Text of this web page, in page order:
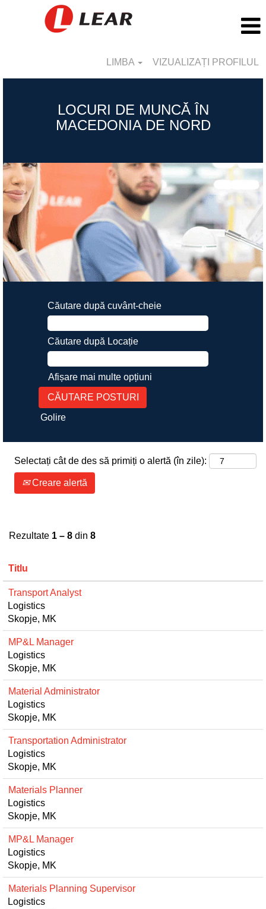
LIMBA VIZUALIZAȚI PROFILUL
Macedonia_RO
LOCURI DE MUNCĂ ÎN
MACEDONIA DE NORD
Căutare după cuvânt-cheie
Căutare după Locație
Afișare mai multe opțiuni
Golire
Selectați cât de des să primiți o alertă (în zile):
Creare alertă
Rezultate 1 – 8 din 8
Titlu
Transport Analyst
Logistics
Skopje, MK
MP&L Manager
Logistics
Skopje, MK
Material Administrator
Logistics
Skopje, MK
Transportation Administrator
Logistics
Skopje, MK
Materials Planner
Logistics
Skopje, MK
MP&L Manager
Logistics
Skopje, MK
Materials Planning Supervisor
Logistics